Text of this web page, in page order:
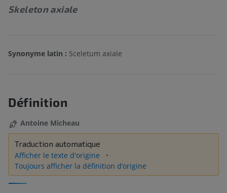
Skeleton axiale
Synonyme latin : Sceletum axiale
Définition
Antoine Micheau
Traduction automatique
Afficher le texte d'origine
Toujours afficher la définition d’origine